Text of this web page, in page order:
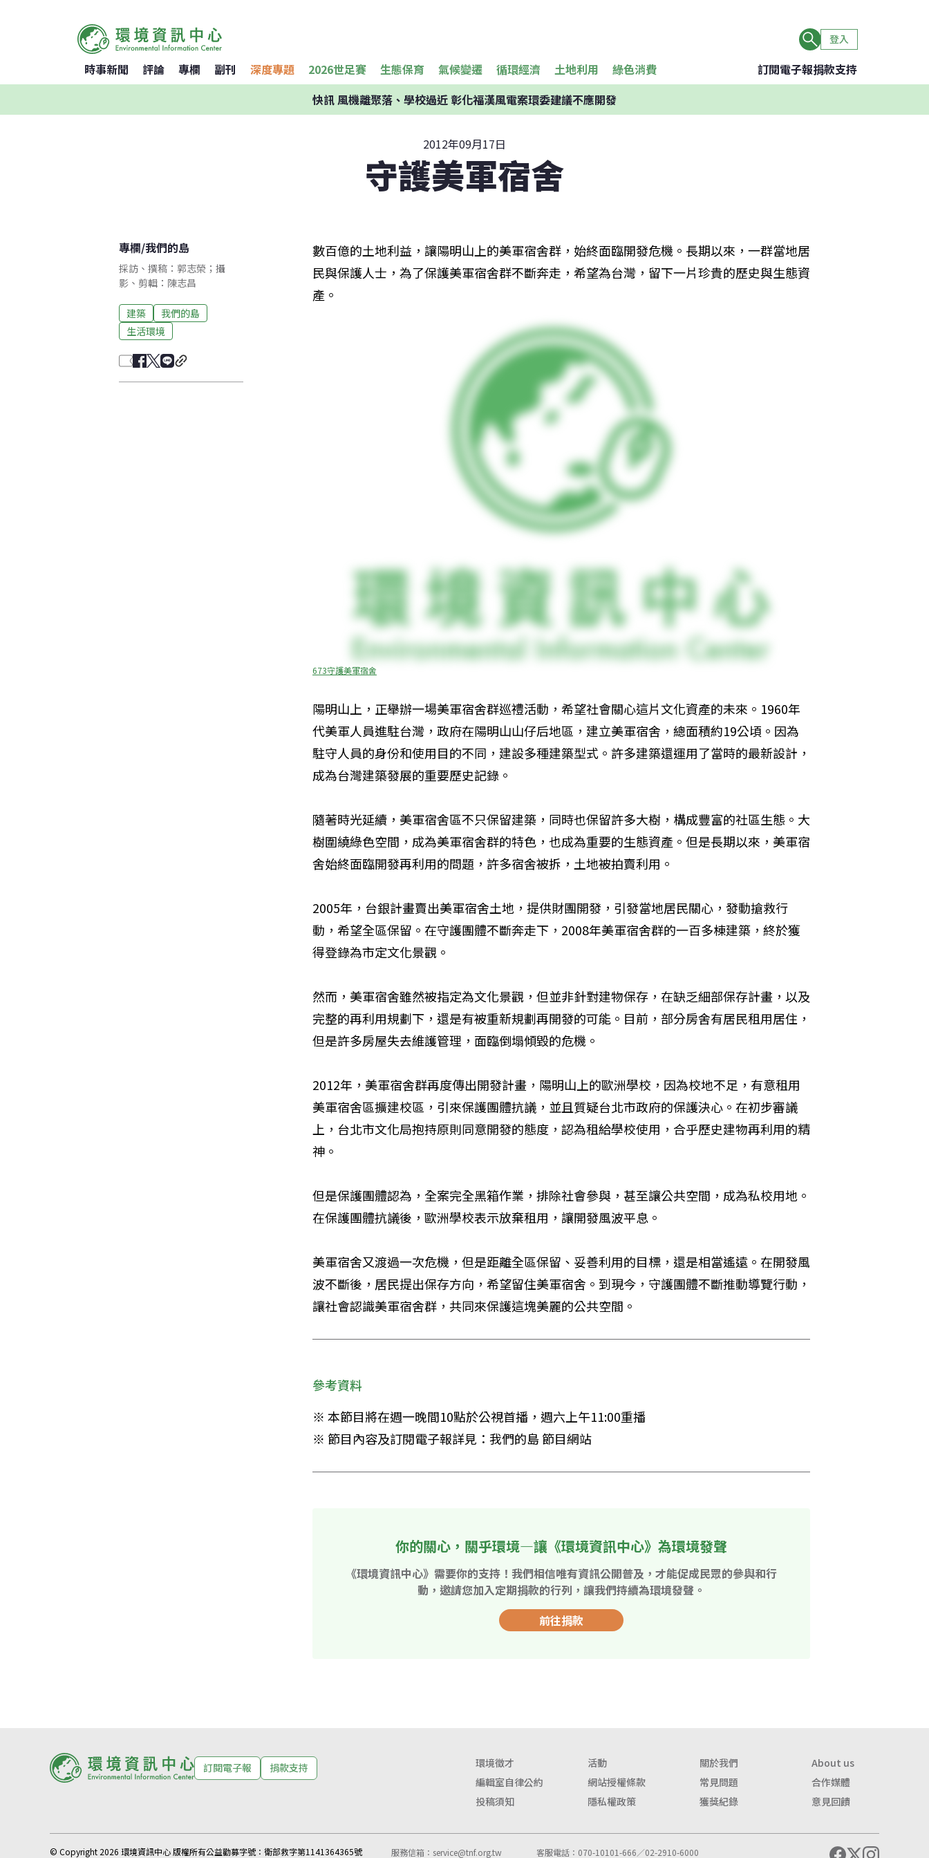
登入
時事新聞 評論 專欄 副刊 深度專題 2026世足賽 生態保育 氣候變遷 循環經濟 土地利用 綠色消費 訂閱電子報捐款支持
快訊風機離聚落、學校過近 彰化福漢風電案環委建議不應開發
2012年09月17日
守護美軍宿舍
專欄/我們的島
採訪、撰稿：郭志榮；攝
影、剪輯：陳志昌
建築
我們的島
生活環境
數百億的土地利益，讓陽明山上的美軍宿舍群，始終面臨開發危機。長期以來，一群當地居
民與保護人士，為了保護美軍宿舍群不斷奔走，希望為台灣，留下一片珍貴的歷史與生態資
產。
673守護美軍宿舍
陽明山上，正舉辦一場美軍宿舍群巡禮活動，希望社會關心這片文化資產的未來。1960年
代美軍人員進駐台灣，政府在陽明山山仔后地區，建立美軍宿舍，總面積約19公頃。因為
駐守人員的身份和使用目的不同，建設多種建築型式。許多建築還運用了當時的最新設計，
成為台灣建築發展的重要歷史記錄。
隨著時光延續，美軍宿舍區不只保留建築，同時也保留許多大樹，構成豐富的社區生態。大
樹圍繞綠色空間，成為美軍宿舍群的特色，也成為重要的生態資產。但是長期以來，美軍宿
舍始終面臨開發再利用的問題，許多宿舍被拆，土地被拍賣利用。
2005年，台銀計畫賣出美軍宿舍土地，提供財團開發，引發當地居民關心，發動搶救行
動，希望全區保留。在守護團體不斷奔走下，2008年美軍宿舍群的一百多棟建築，終於獲
得登錄為市定文化景觀。
然而，美軍宿舍雖然被指定為文化景觀，但並非針對建物保存，在缺乏細部保存計畫，以及
完整的再利用規劃下，還是有被重新規劃再開發的可能。目前，部分房舍有居民租用居住，
但是許多房屋失去維護管理，面臨倒塌傾毀的危機。
2012年，美軍宿舍群再度傳出開發計畫，陽明山上的歐洲學校，因為校地不足，有意租用
美軍宿舍區擴建校區，引來保護團體抗議，並且質疑台北市政府的保護決心。在初步審議
上，台北市文化局抱持原則同意開發的態度，認為租給學校使用，合乎歷史建物再利用的精
神。
但是保護團體認為，全案完全黑箱作業，排除社會參與，甚至讓公共空間，成為私校用地。
在保護團體抗議後，歐洲學校表示放棄租用，讓開發風波平息。
美軍宿舍又渡過一次危機，但是距離全區保留、妥善利用的目標，還是相當遙遠。在開發風
波不斷後，居民提出保存方向，希望留住美軍宿舍。到現今，守護團體不斷推動導覽行動，
讓社會認識美軍宿舍群，共同來保護這塊美麗的公共空間。
參考資料
※ 本節目將在週一晚間10點於公視首播，週六上午11:00重播
※ 節目內容及訂閱電子報詳見：我們的島 節目網站
你的關心，關乎環境—讓《環境資訊中心》為環境發聲
《環境資訊中心》需要你的支持！我們相信唯有資訊公開普及，才能促成民眾的參與和行
動，邀請您加入定期捐款的行列，讓我們持續為環境發聲。
前往捐款
訂閱電子報 捐款支持 環境徵才 活動 關於我們
About us
編輯室自律公約
網站授權條款 常見問題
合作媒體
投稿須知
隱私權政策 獲獎紀錄 意見回饋
© Copyright 2026 環境資訊中心 版權所有公益勸募字號： 衛部救字第1141364365號 服務信箱： service@tnf.org.tw 客服電話：070-10101-666／02-2910-6000